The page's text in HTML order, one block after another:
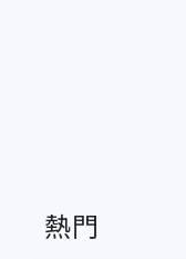
熱門